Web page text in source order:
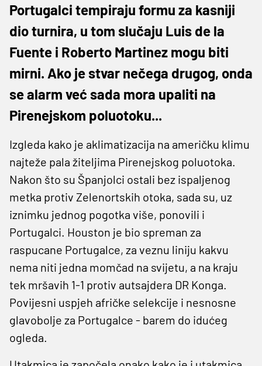
Portugalci tempiraju formu za kasniji
dio turnira, u tom slučaju Luis de la
Fuente i Roberto Martinez mogu biti
mirni. Ako je stvar nečega drugog, onda
se alarm već sada mora upaliti na
Pirenejskom poluotoku...
Izgleda kako je aklimatizacija na američku klimu
najteže pala žiteljima Pirenejskog poluotoka.
Nakon što su Španjolci ostali bez ispaljenog
metka protiv Zelenortskih otoka, sada su, uz
iznimku jednog pogotka više, ponovili i
Portugalci. Houston je bio spreman za
raspucane Portugalce, za veznu liniju kakvu
nema niti jedna momčad na svijetu, a na kraju
tek mršavih 1-1 protiv autsajdera DR Konga.
Povijesni uspjeh afričke selekcije i nesnosne
glavobolje za Portugalce - barem do idućeg
ogleda.